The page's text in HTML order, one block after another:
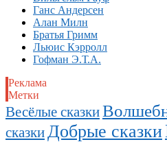
Ганс Андерсен
Алан Милн
Братья Гримм
Льюис Кэрролл
Гофман Э.Т.А.
Реклама
Метки
Весёлые сказки
сказки Добрые сказки